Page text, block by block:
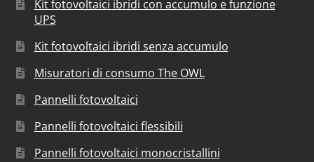
Kit fotovoltaici ibridi con accumulo e funzione
UPS
Kit fotovoltaici ibridi senza accumulo
Misuratori di consumo The OWL
Pannelli fotovoltaici
Pannelli fotovoltaici flessibili
Pannelli fotovoltaici monocristallini